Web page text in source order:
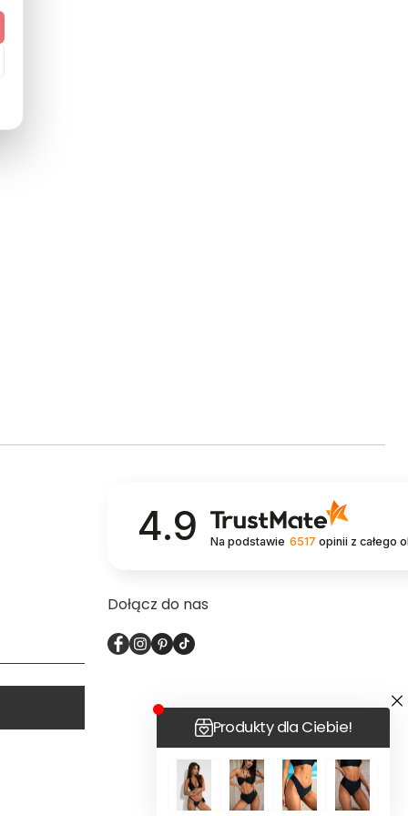
4.9 Na podstawie 6517 opinii z całego
Dołącz do nas
made with <3 by mamezi.pl